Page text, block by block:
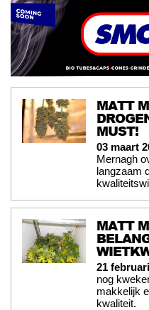
MATT
MUST!
03 maart
Mernagh
langzaam
MATT
21
nog
makkelijk
kwaliteit.